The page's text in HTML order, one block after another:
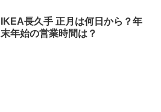
IKEA長久手 正月は何日から？年
末年始の営業時間は？